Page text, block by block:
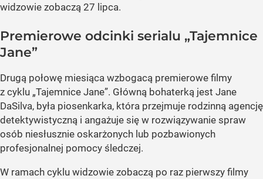
widzowie zobaczą 27 lipca.
Premierowe odcinki serialu „Tajemnice
Jane”
Drugą połowę miesiąca wzbogacą premierowe filmy
z cyklu „Tajemnice Jane”. Główną bohaterką jest Jane
DaSilva, była piosenkarka, która przejmuje rodzinną agencję
detektywistyczną i angażuje się w rozwiązywanie spraw
osób niesłusznie oskarżonych lub pozbawionych
profesjonalnej pomocy śledczej.
W ramach cyklu widzowie zobaczą po raz pierwszy filmy